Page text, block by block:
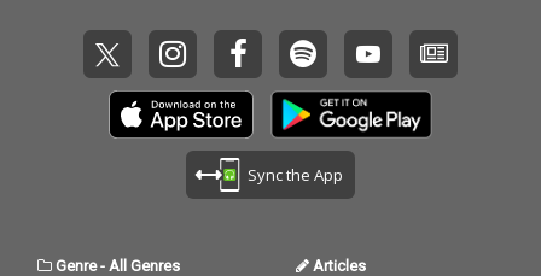
Sync the App
Genre- All Genres Articles